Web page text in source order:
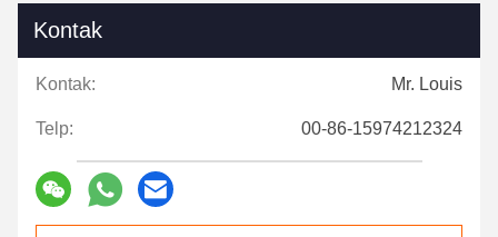
Kontak
Kontak: Mr. Louis
Telp: 00-86-15974212324